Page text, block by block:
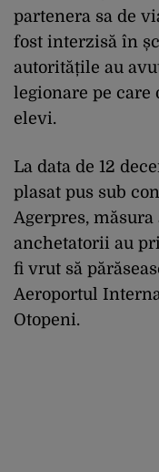
partenera sa de
fost interzisă în
autoritățile au
legionare pe
elevi.
La data de 12
plasat pus sub
Agerpres,
anchetatorii au
fi vrut să
Aeroportul
Otopeni.